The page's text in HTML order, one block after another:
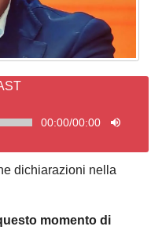
00:00/00:00
dichiarazioni nella
momento di